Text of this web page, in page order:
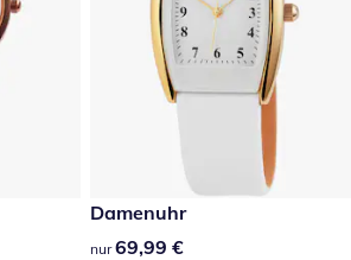
69,99 €
Damenuhr
69,99 €
nur 69,99 €